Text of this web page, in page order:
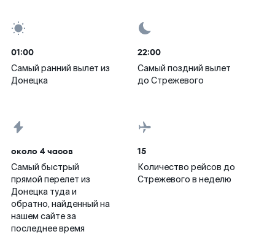
01:00
Самый ранний вылет из
Донецка
22:00
Самый поздний вылет
до Стрежевого
около 4 часов
Самый быстрый
прямой перелет из
Донецка туда и
обратно, найденный на
нашем сайте за
последнее время
15
Количество рейсов до
Стрежевого в неделю